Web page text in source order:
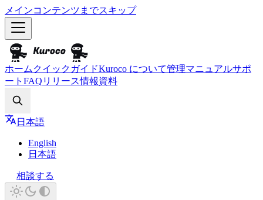
メインコンテンツまでスキップ
ホーム クイックガイドKuroco について管理マニュアルサポ
ート FAQ リリース情報資料
日本語
English
日本語
相談する